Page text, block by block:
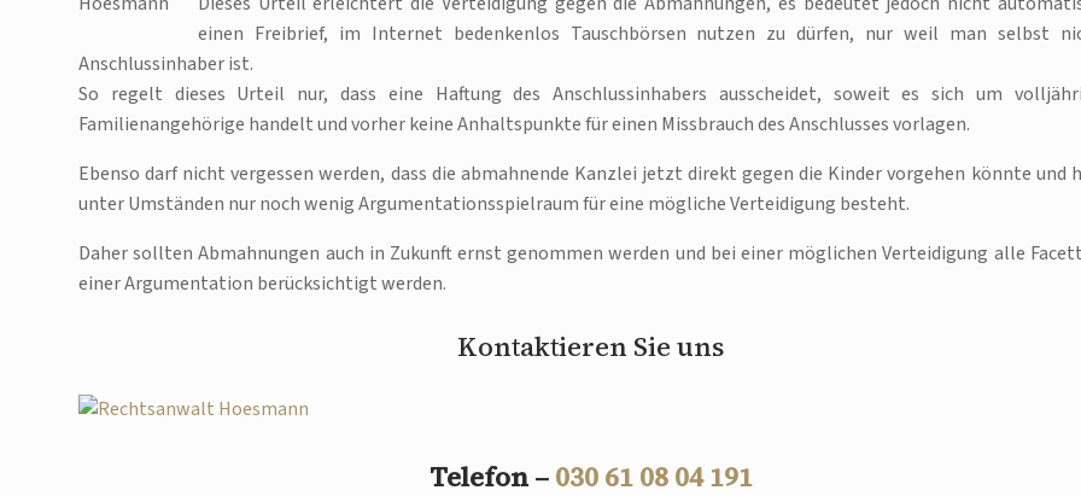
einen Freibrief, im Internet bedenkenlos Tauschbörsen nutzen zu dürfen, nur weil man selbst
Anschlussinhaber ist.
So regelt dieses Urteil nur, dass eine Haftung des Anschlussinhabers ausscheidet, soweit es sich um
Familienangehörige handelt und vorher keine Anhaltspunkte für einen Missbrauch des Anschlusses vorlagen.
Ebenso darf nicht vergessen werden, dass die abmahnende Kanzlei jetzt direkt gegen die Kinder vorgehen könnte und
unter Umständen nur noch wenig Argumentationsspielraum für eine mögliche Verteidigung besteht.
Daher sollten Abmahnungen auch in Zukunft ernst genommen werden und bei einer möglichen Verteidigung alle
einer Argumentation berücksichtigt werden.
Kontaktieren Sie uns
Telefon – 030 61 08 04 191